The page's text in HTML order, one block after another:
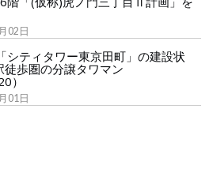
02日
シティタワー東京田町」の建設状
徒歩圏の分譲タワマン
）
01日